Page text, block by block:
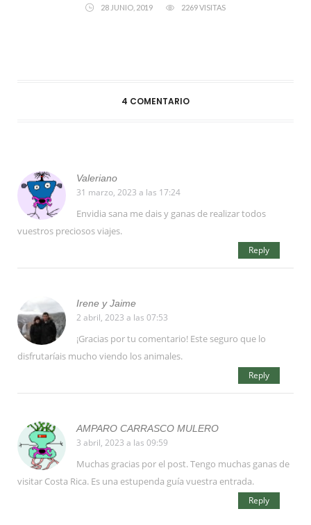
28 JUNIO, 2019 2269 VISITAS
4 COMENTARIO
Valeriano
31 marzo, 2023 a las 17:24
Envidia sana me dais y ganas de realizar todos
vuestros preciosos viajes.
Reply
Irene y Jaime
2 abril, 2023 a las 07:53
¡Gracias por tu comentario! Este seguro que lo
disfrutaríais mucho viendo los animales.
Reply
AMPARO CARRASCO MULERO
3 abril, 2023 a las 09:59
Muchas gracias por el post. Tengo muchas ganas de
visitar Costa Rica. Es una estupenda guía vuestra entrada.
Reply